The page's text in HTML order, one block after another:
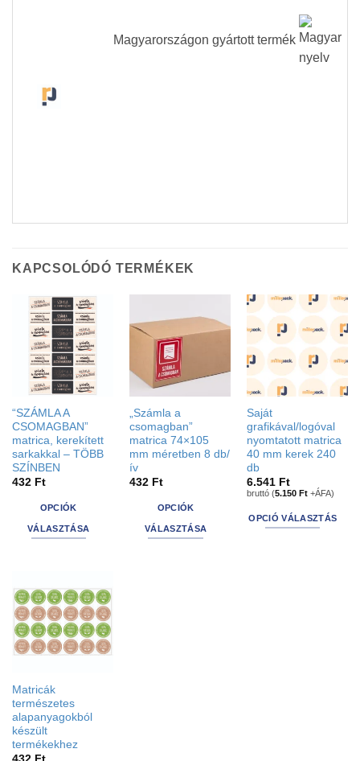
Magyarországon gyártott termék
KAPCSOLÓDÓ TERMÉKEK
“SZÁMLA A
CSOMAGBAN”
matrica, kerekített
sarkakkal – TÖBB
SZÍNBEN
432 Ft
OPCIÓK
VÁLASZTÁSA
több
variációja
van.
A
a
termékoldalon
választhatók
ki
„Számla a
csomagban”
matrica 74×105
mm méretben 8 db/
ív
432 Ft
OPCIÓK
VÁLASZTÁSA
Saját
grafikával/logóval
nyomtatott matrica
40 mm kerek 240
db
6.541 Ft
bruttó (5.150 Ft+ÁFA)
OPCIÓ VÁLASZTÁS
Matricák
természetes
alapanyagokból
készült
termékekhez